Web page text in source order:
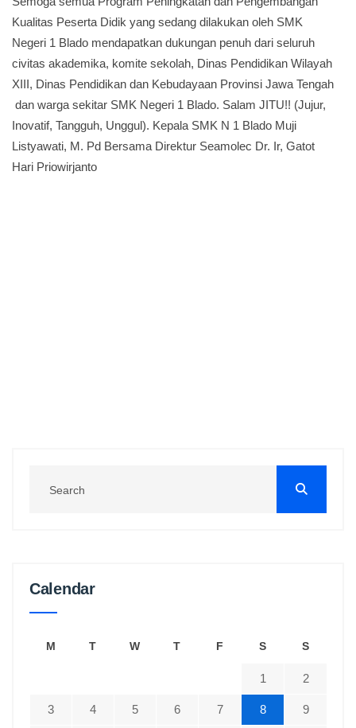
Kualitas Peserta Didik yang sedang dilakukan oleh SMK
Negeri 1 Blado mendapatkan dukungan penuh dari seluruh
civitas akademika, komite sekolah, Dinas Pendidikan Wilayah
XIII, Dinas Pendidikan dan Kebudayaan Provinsi Jawa Tengah
dan warga sekitar SMK Negeri 1 Blado. Salam JITU!! (Jujur,
Inovatif, Tangguh, Unggul). Kepala SMK N 1 Blado Muji
Listyawati, M. Pd Bersama Direktur Seamolec Dr. Ir, Gatot
Hari Priowirjanto
Calendar
M T W T F S S
1 2
3 4 5 6 7 8 9